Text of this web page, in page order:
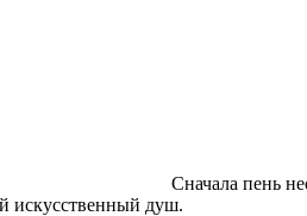
Сначала пень
искусственный душ.